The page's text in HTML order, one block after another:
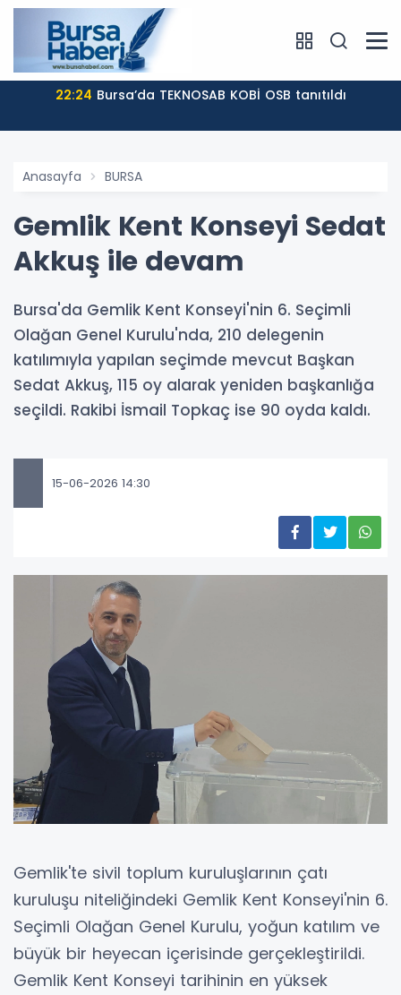
22:24 Bursa’da TEKNOSAB KOBİ OSB tanıtıldı
Anasayfa BURSA
Gemlik Kent Konseyi Sedat
Akkuş ile devam
Bursa'da Gemlik Kent Konseyi'nin 6. Seçimli
Olağan Genel Kurulu'nda, 210 delegenin
katılımıyla yapılan seçimde mevcut Başkan
Sedat Akkuş, 115 oy alarak yeniden başkanlığa
seçildi. Rakibi İsmail Topkaç ise 90 oyda kaldı.
15-06-2026 14:30
Gemlik'te sivil toplum kuruluşlarının çatı
kuruluşu niteliğindeki Gemlik Kent Konseyi'nin 6.
Seçimli Olağan Genel Kurulu, yoğun katılım ve
büyük bir heyecan içerisinde gerçekleştirildi.
Gemlik Kent Konseyi tarihinin en yüksek